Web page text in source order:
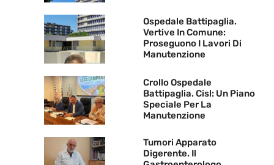
Ospedale Battipaglia.
Vertive In Comune:
Proseguono I Lavori Di
Manutenzione
Crollo Ospedale
Battipaglia. Cisl: Un Piano
Speciale Per La
Manutenzione
Tumori Apparato
Digerente. Il